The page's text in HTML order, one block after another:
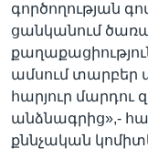
գործողության
ցանկանում
ամսում տարբեր
հարյուր մարդու
անձնագրից»,-
քննչական